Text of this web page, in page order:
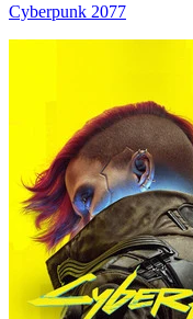
Cyberpunk 2077